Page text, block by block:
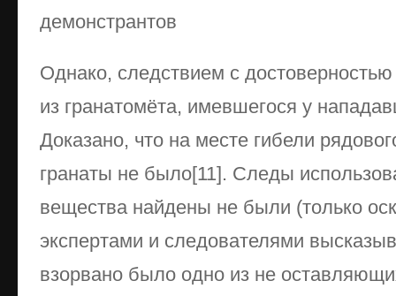
демонстрантов
Однако, следствием с
из гранатомёта, имевшегося у
Доказано, что на месте гибели
гранаты не было[11]. Следы
вещества найдены не были (только
экспертами и следователями
взорвано было одно из не